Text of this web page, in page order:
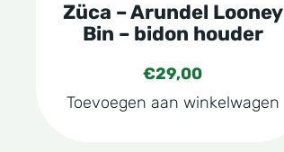
Züca – Arundel Looney
Bin – bidon houder
€29,00
Toevoegen aan winkelwagen